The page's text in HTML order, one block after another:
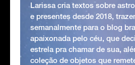
Larissa cria textos sobre
e presentes desde 2018,
semanalmente para o blog
apaixonada pelo céu, que
estrela pra chamar de sua,
coleção de objetos que